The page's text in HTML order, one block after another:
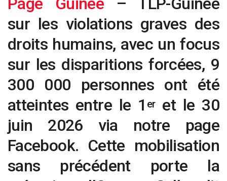
sur les violations graves des
droits humains, avec un focus
sur les disparitions forcées, 9
300 000 personnes ont été
atteintes entre le 1 eret le 30
juin 2026 via notre page
Facebook. Cette mobilisation
sans précédent porte la